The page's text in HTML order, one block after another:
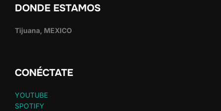
DONDE ESTAMOS
Tijuana, MEXICO
CONÉCTATE
YOUTUBE
SPOTIFY